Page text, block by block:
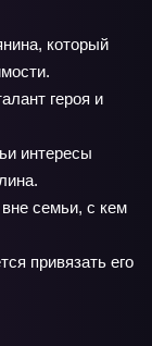
который
героя и
интересы
семьи, с кем
привязать его